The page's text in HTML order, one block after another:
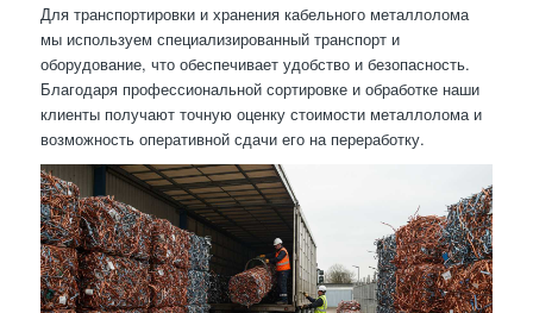
Для транспортировки и хранения кабельного металлолома
мы используем специализированный транспорт и
оборудование, что обеспечивает удобство и безопасность.
Благодаря профессиональной сортировке и обработке наши
клиенты получают точную оценку стоимости металлолома и
возможность оперативной сдачи его на переработку.